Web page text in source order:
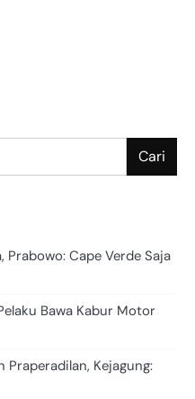
Cari
Prabowo: Cape Verde Saja
Bawa Kabur Motor
Praperadilan, Kejagung: